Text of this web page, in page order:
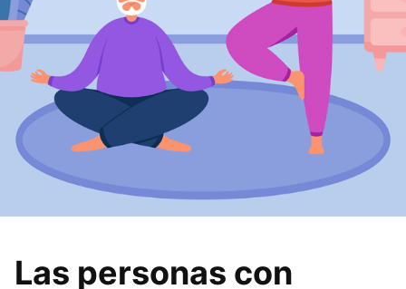
Las personas con